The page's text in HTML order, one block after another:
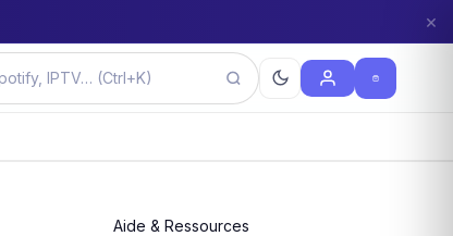
×
Aide & Ressources